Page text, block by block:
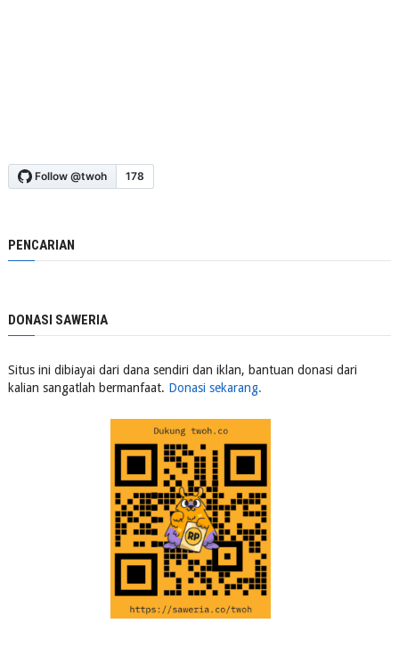
PENCARIAN
DONASI SAWERIA
Situs ini dibiayai dari dana sendiri dan iklan, bantuan donasi dari
kalian sangatlah bermanfaat. Donasi sekarang.